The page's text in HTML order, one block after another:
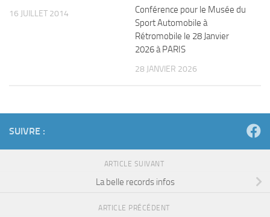
16 JUILLET 2014
Conférence pour le Musée du
Sport Automobile à
Rétromobile le 28 Janvier
2026 à PARIS
28 JANVIER 2026
SUIVRE :
ARTICLE SUIVANT
La belle records infos
ARTICLE PRÉCÉDENT